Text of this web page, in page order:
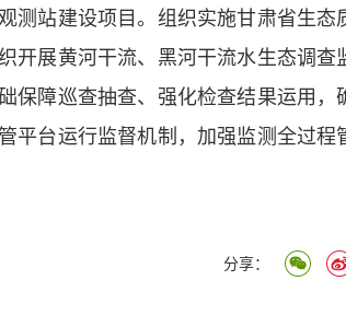
测站建设项目。组织实施甘肃省生态
开展黄河干流、黑河干流水生态调查
保障巡查抽查、强化检查结果运用，
平台运行监督机制，加强监测全过程
分享：